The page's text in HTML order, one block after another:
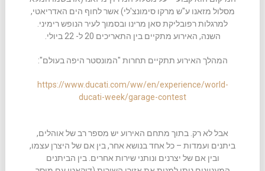
מסלול מזאנו ע"ש מרקו סימונצ'לי) אשר לחוף הים האדריאטי,
למרגלות רפובליקת סאן מרינו ובסמוך לעיר הנופש רימיני.
השנה, האירוע מתקיים בין התאריכים 20 ל- 22 ביולי.
המהלך האירוע תתקיים תחרות "המונסטר היפה בעולם":
https://www.ducati.com/ww/en/experience/world-
ducati-week/garage-contest
אבל לא רק. בתוך מתחם האירוע יש מספר רב של אוהלים,
ביתנים ועמדות – כל אחד בנושא אחר, בין אם של היצרן עצמו,
ובין אם של יצרנים ונותני שירות אחרים. בין הביתנים